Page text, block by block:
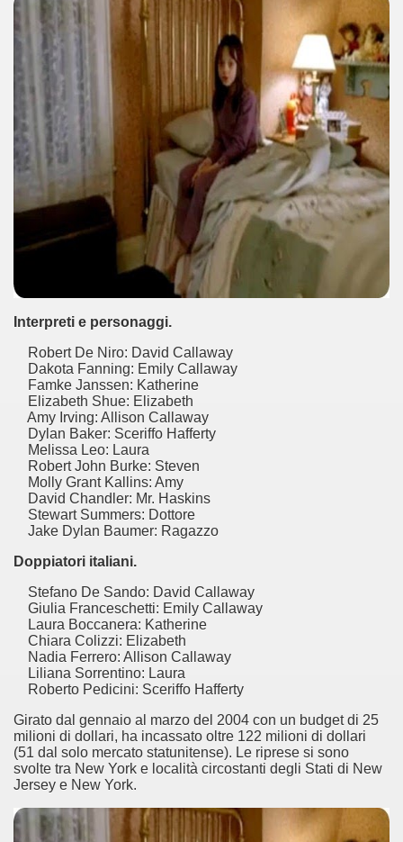
Interpreti e personaggi.
Robert De Niro: David Callaway
Dakota Fanning: Emily Callaway
Famke Janssen: Katherine
Elizabeth Shue: Elizabeth
Amy Irving: Allison Callaway
Dylan Baker: Sceriffo Hafferty
Melissa Leo: Laura
Robert John Burke: Steven
Molly Grant Kallins: Amy
David Chandler: Mr. Haskins
Stewart Summers: Dottore
Jake Dylan Baumer: Ragazzo
Doppiatori italiani.
Stefano De Sando: David Callaway
Giulia Franceschetti: Emily Callaway
Laura Boccanera: Katherine
Chiara Colizzi: Elizabeth
Nadia Ferrero: Allison Callaway
Liliana Sorrentino: Laura
Roberto Pedicini: Sceriffo Hafferty
Girato dal gennaio al marzo del 2004 con un budget di 25
milioni di dollari, ha incassato oltre 122 milioni di dollari
(51 dal solo mercato statunitense). Le riprese si sono
svolte tra New York e località circostanti degli Stati di New
Jersey e New York.
Trilogia sulla morte
Se Ti Piacciono nel mese di Aprile 2014.